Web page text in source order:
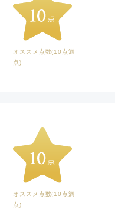
オススメ点数(10点満
点)
オススメ点数(10点満
点)